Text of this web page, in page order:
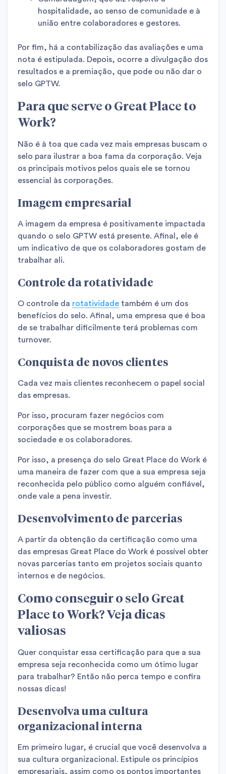
hospitalidade, ao senso de comunidade e à
união entre colaboradores e gestores.
Por fim, há a contabilização das avaliações e uma
nota é estipulada. Depois, ocorre a divulgação dos
resultados e a premiação, que pode ou não dar o
selo GPTW.
Para que serve o Great Place to
Work?
Não é à toa que cada vez mais empresas buscam o
selo para ilustrar a boa fama da corporação. Veja
os principais motivos pelos quais ele se tornou
essencial às corporações.
Imagem empresarial
A imagem da empresa é positivamente impactada
quando o selo GPTW está presente. Afinal, ele é
um indicativo de que os colaboradores gostam de
trabalhar ali.
Controle da rotatividade
O controle da rotatividade também é um dos
benefícios do selo. Afinal, uma empresa que é boa
de se trabalhar dificilmente terá problemas com
turnover.
Conquista de novos clientes
Cada vez mais clientes reconhecem o papel social
das empresas.
Por isso, procuram fazer negócios com
corporações que se mostrem boas para a
sociedade e os colaboradores.
Por isso, a presença do selo Great Place do Work é
uma maneira de fazer com que a sua empresa seja
reconhecida pelo público como alguém confiável,
onde vale a pena investir.
Desenvolvimento de parcerias
A partir da obtenção da certificação como uma
das empresas Great Place do Work é possível obter
novas parcerias tanto em projetos sociais quanto
internos e de negócios.
Como conseguir o selo Great
Place to Work? Veja dicas
valiosas
Quer conquistar essa certificação para que a sua
empresa seja reconhecida como um ótimo lugar
para trabalhar? Então não perca tempo e confira
nossas dicas!
Desenvolva uma cultura
organizacional interna
Em primeiro lugar, é crucial que você desenvolva a
sua cultura organizacional. Estipule os princípios
empresariais, assim como os pontos importantes